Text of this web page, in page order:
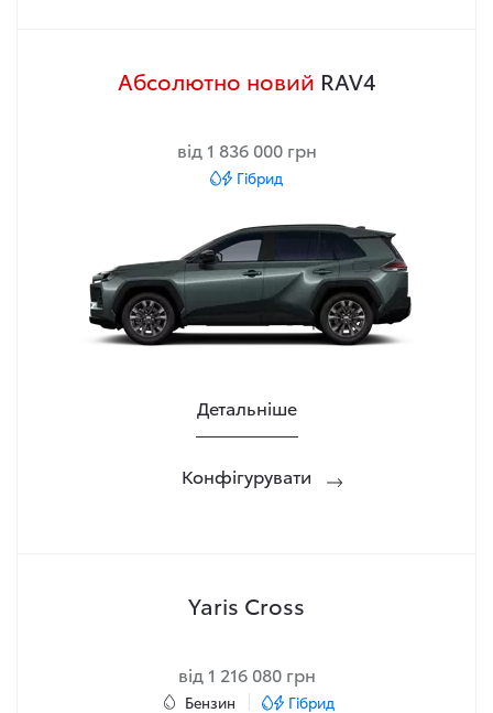
Абсолютно новий RAV4
від 1 836 000 грн
Гібрид
Детальніше
Конфігурувати
Yaris Cross
від 1 216 080 грн
Бензин Гібрид